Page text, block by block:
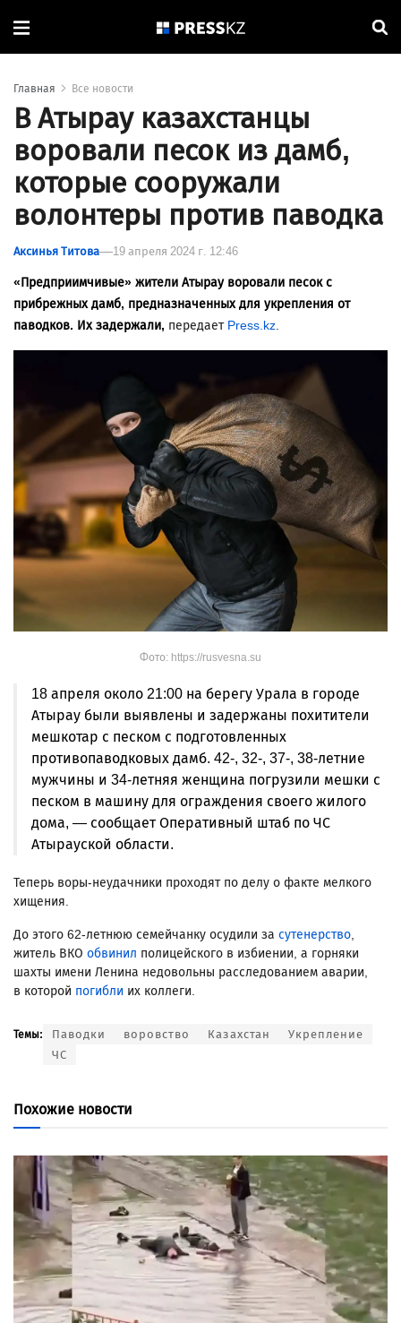
Главная Все новости
В Атырау казахстанцы
воровали песок из дамб,
которые сооружали
волонтеры против паводка
Аксинья Титова 19 апреля 2024 г. 12:46
«Предприимчивые» жители Атырау воровали песок с
прибрежных дамб, предназначенных для укрепления от
паводков. Их задержали, передает Press.kz.
Фото: https://rusvesna.su
18 апреля около 21:00 на берегу Урала в городе
Атырау были выявлены и задержаны похитители
мешкотар с песком с подготовленных
противопаводковых дамб. 42-, 32-, 37-, 38-летние
мужчины и 34-летняя женщина погрузили мешки с
песком в машину для ограждения своего жилого
дома, — сообщает Оперативный штаб по ЧС
Атырауской области.
Теперь воры-неудачники проходят по делу о факте мелкого
хищения.
До этого 62-летнюю семейчанку осудили за сутенерство,
житель ВКО обвинил полицейского в избиении, а горняки
шахты имени Ленина недовольны расследованием аварии,
в которой погибли их коллеги.
Темы: Паводки воровство Казахстан
Укрепление
ЧС
Похожие новости